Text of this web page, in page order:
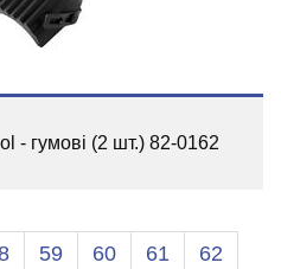
- гумові (2 шт.) 82-0162
59 60 61
62